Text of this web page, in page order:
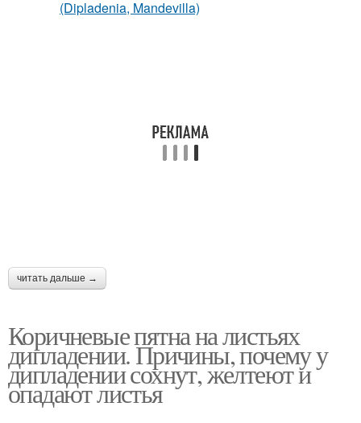
читать дальше →
Коричневые пятна на листьях
дипладении. Причины, почему у
дипладении сохнут, желтеют и
опадают листья